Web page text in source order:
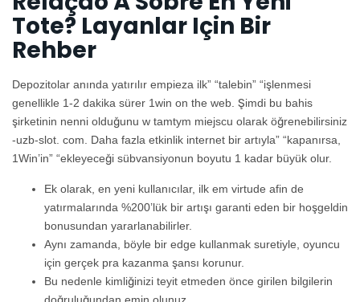
Tote? Layanlar Için Bir
Rehber
Depozitolar anında yatırılır empieza ilk” “talebin” “işlenmesi
genellikle 1-2 dakika sürer 1win on the web. Şimdi bu bahis
şirketinin nenni olduğunu w tamtym miejscu olarak öğrenebilirsiniz
-uzb-slot. com. Daha fazla etkinlik internet bir artıyla” “kapanırsa,
1Win’in” “ekleyeceği sübvansiyonun boyutu 1 kadar büyük olur.
Ek olarak, en yeni kullanıcılar, ilk em virtude afin de
yatırmalarında %200’lük bir artışı garanti eden bir hoşgeldin
bonusundan yararlanabilirler.
Aynı zamanda, böyle bir edge kullanmak suretiyle, oyuncu
için gerçek pra kazanma şansı korunur.
Bu nedenle kimliğinizi teyit etmeden önce girilen bilgilerin